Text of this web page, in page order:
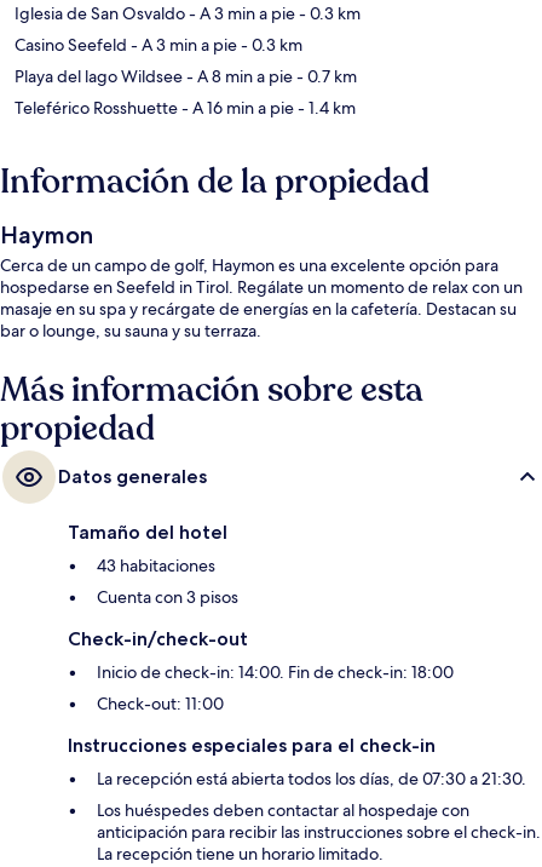
Iglesia de San Osvaldo- A 3 min a pie- 0.3 km
Casino Seefeld - A 3 min a pie- 0.3 km
Playa del lago Wildsee- A 8 min a pie- 0.7 km
Teleférico Rosshuette- A 16 min a pie- 1.4 km
Información de la propiedad
Haymon
Cerca de un campo de golf, Haymon es una excelente opción para
hospedarse en Seefeld in Tirol. Regálate un momento de relax con un
masaje en su spa y recárgate de energías en la cafetería. Destacan su
bar o lounge, su sauna y su terraza.
Más información sobre esta
propiedad
Datos generales
Tamaño del hotel
43 habitaciones
Cuenta con 3 pisos
Check-in/check-out
Inicio de check-in: 14:00. Fin de check-in: 18:00
Check-out: 11:00
Instrucciones especiales para el check-in
La recepción está abierta todos los días, de 07:30 a 21:30.
Los huéspedes deben contactar al hospedaje con
anticipación para recibir las instrucciones sobre el check-in.
La recepción tiene un horario limitado.